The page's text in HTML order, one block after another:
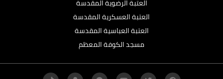
العتبة الرضوية المقدسة
العتبة العسكرية المقدسة
العتبة العباسية المقدسة
مسجد الكوفة المعظم